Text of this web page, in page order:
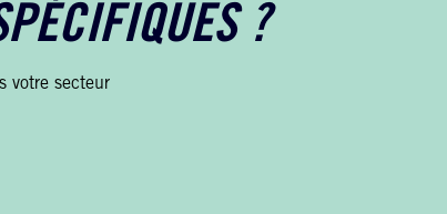
?
votre secteur